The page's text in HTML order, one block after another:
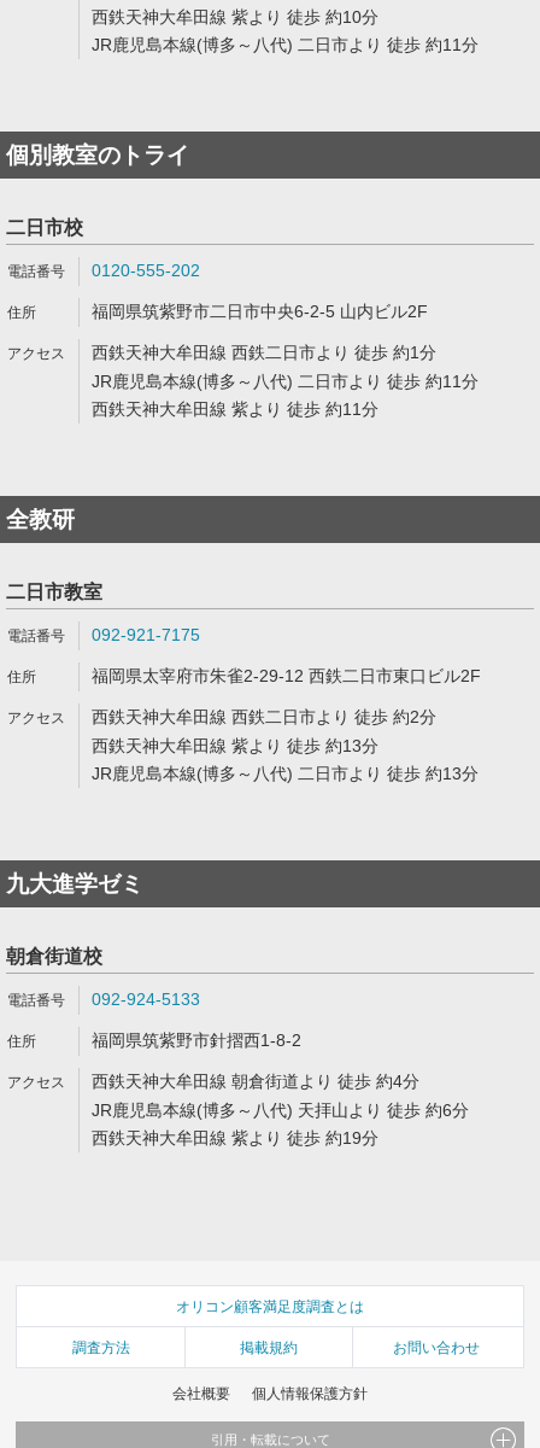
西鉄天神大牟田線 紫より 徒歩 約10分
JR鹿児島本線(博多～八代) 二日市より 徒歩 約11分
個別教室のトライ
二日市校
0120-555-202
福岡県筑紫野市二日市中央6-2-5 山内ビル2F
西鉄天神大牟田線 西鉄二日市より 徒歩 約1分
JR鹿児島本線(博多～八代) 二日市より 徒歩 約11分
西鉄天神大牟田線 紫より 徒歩 約11分
全教研
二日市教室
092-921-7175
福岡県太宰府市朱雀2-29-12 西鉄二日市東口ビル2F
西鉄天神大牟田線 西鉄二日市より 徒歩 約2分
西鉄天神大牟田線 紫より 徒歩 約13分
JR鹿児島本線(博多～八代) 二日市より 徒歩 約13分
九大進学ゼミ
朝倉街道校
092-924-5133
福岡県筑紫野市針摺西1-8-2
西鉄天神大牟田線 朝倉街道より 徒歩 約4分
JR鹿児島本線(博多～八代) 天拝山より 徒歩 約6分
西鉄天神大牟田線 紫より 徒歩 約19分
オリコン顧客満足度調査とは
調査方法 掲載規約 お問い合わせ
会社概要 個人情報保護方針
引用・転載について